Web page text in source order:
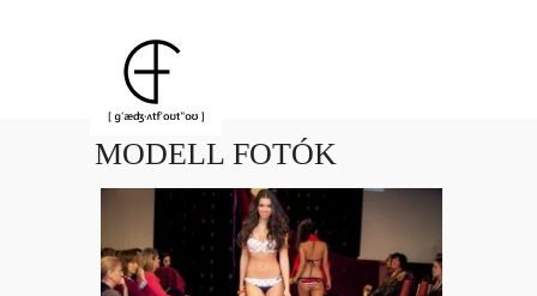
MODELL FOTÓK